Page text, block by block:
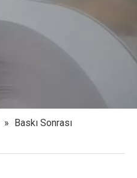
» Baskı Sonrası